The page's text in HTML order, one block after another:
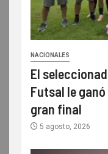
NACIONALES
El
Futsal le
gran final
5 agosto, 2026